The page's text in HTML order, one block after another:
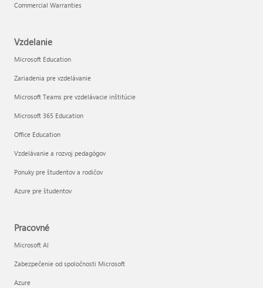
Commercial Warranties
Vzdelanie
Microsoft Education
Zariadenia pre vzdelávanie
Microsoft Teams pre vzdelávacie inštitúcie
Microsoft 365 Education
Office Education
Vzdelávanie a rozvoj pedagógov
Ponuky pre študentov a rodičov
Azure pre študentov
Pracovné
Microsoft AI
Zabezpečenie od spoločnosti Microsoft
Azure